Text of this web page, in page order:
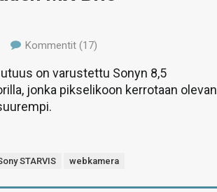
Kommentit (17)
on varustettu Sonyn 8,5
jonka pikselikoon kerrotaan olevan
STARVIS webkamera